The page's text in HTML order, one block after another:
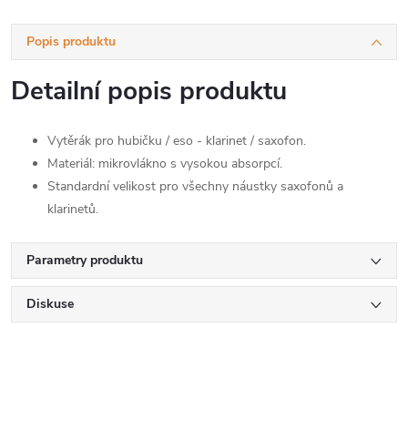
Popis produktu
Detailní popis produktu
Vytěrák pro hubičku / eso - klarinet / saxofon.
Materiál: mikrovlákno s vysokou absorpcí.
Standardní velikost pro všechny náustky saxofonů a
klarinetů.
Parametry produktu
Diskuse